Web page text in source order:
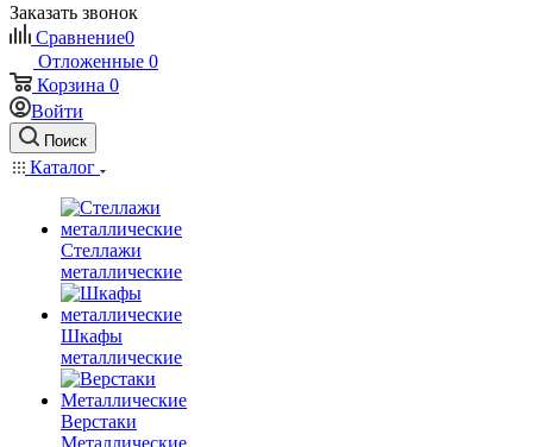
Заказать звонок
Сравнение0
Отложенные 0
Корзина 0
Войти
Поиск
Каталог
Стеллажи
металлические
Шкафы
металлические
Верстаки
Металлические